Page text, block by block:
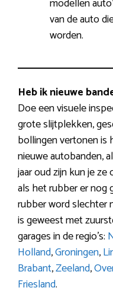
van de auto
worden.
Heb ik nieuwe
Doe een visuele
grote slijtplekken,
bollingen vertonen is
nieuwe autobanden,
jaar oud zijn kun je
als het rubber er nog
rubber word slechter
is geweest met
garages in de regio’s:
Holland,Groningen,
Brabant,Zeeland,
Friesland.